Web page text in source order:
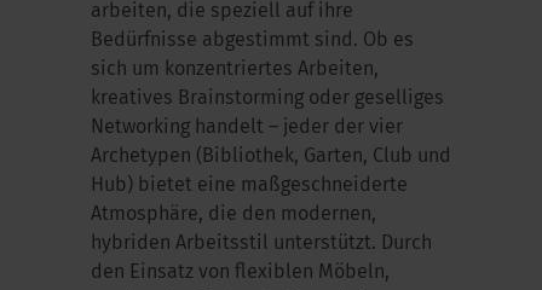
arbeiten, die speziell auf ihre
Bedürfnisse abgestimmt sind. Ob es
sich um konzentriertes Arbeiten,
kreatives Brainstorming oder geselliges
Networking handelt – jeder der vier
Archetypen (Bibliothek, Garten, Club und
Hub) bietet eine maßgeschneiderte
Atmosphäre, die den modernen,
hybriden Arbeitsstil unterstützt. Durch
den Einsatz von flexiblen Möbeln,